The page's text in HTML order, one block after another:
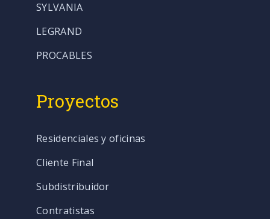
SYLVANIA
LEGRAND
PROCABLES
Proyectos
Residenciales y oficinas
Cliente Final
Subdistribuidor
Contratistas